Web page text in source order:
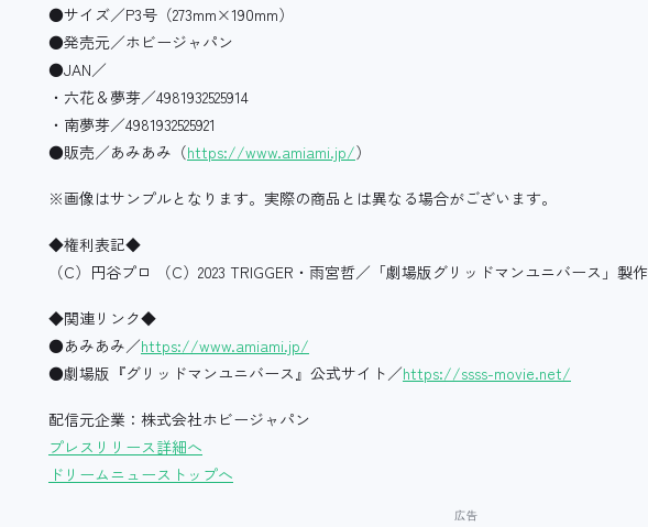
●サイズ／P3号（273mm×190mm）
●発売元／ホビージャパン
●JAN／
・六花＆夢芽／4981932525914
・南夢芽／4981932525921
●販売／あみあみ（https://www.amiami.jp/）
※画像はサンプルとなります。実際の商品とは異なる場合がございます。
◆権利表記◆
（C）円谷プロ （C）2023 TRIGGER・雨宮哲／「劇場版グリッドマンユニバース」製
◆関連リンク◆
●あみあみ／https://www.amiami.jp/
●劇場版『グリッドマンユニバース』公式サイト／https://ssss-movie.net/
配信元企業：株式会社ホビージャパン
プレスリリース詳細へ
ドリームニューストップへ